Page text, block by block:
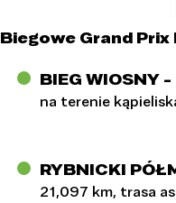
Biegowe Grand Prix
BIEG WIOSNY
na terenie
RYBNICKI
21,097 km, trasa